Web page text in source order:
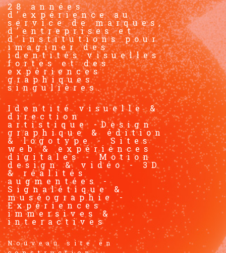
28 années
d’expérience au
service de marques,
d’entreprises et
d’institutions pour
imaginer des
identités visuelles
fortes et des
expériences
graphiques
singulières.
Identité visuelle &
direction
artistique -Design
graphique & édition
& logotype - Sites
web & expériences
digitales - Motion
design & vidéo - 3D
& réalités
augmentées -
Signalétique &
muséographie -
Expériences
immersives &
interactives
Nouveau site en